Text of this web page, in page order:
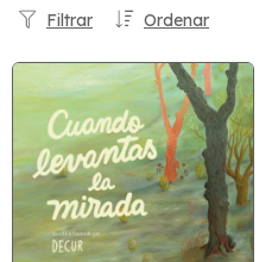
Ordenar
Filtrar